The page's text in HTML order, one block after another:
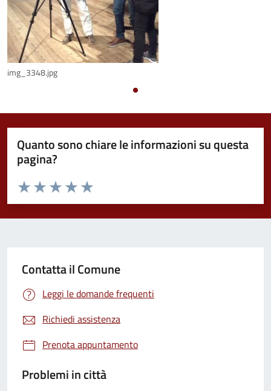
img_3348.jpg
Quanto sono chiare le informazioni su questa
pagina?
Valuta da 1 a 5 stelle la pagina
Valuta 5 stelle su 5
Valuta 4 stelle su 5
Valuta 3 stelle su 5
Valuta 2 stelle su 5
Valuta 1 stelle su 5
Contatta il Comune
Leggi le domande frequenti
Richiedi assistenza
Prenota appuntamento
Problemi in città